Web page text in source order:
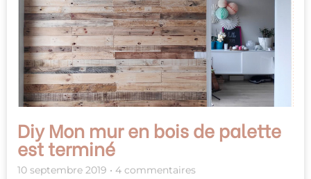
Diy Mon mur en bois de palette
est terminé
10 septembre 2019 4 commentaires